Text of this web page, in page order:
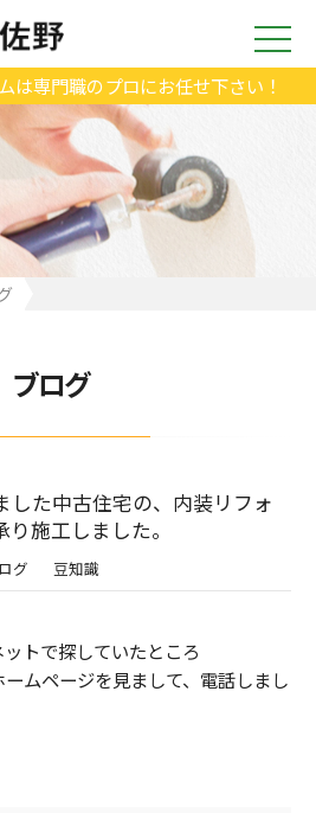
は専門職のプロにお任せ下さい！
ブログ
した中古住宅の、内装リフォ
施工しました。
グ 豆知識
トで探していたところ
ムページを見まして、電話しまし